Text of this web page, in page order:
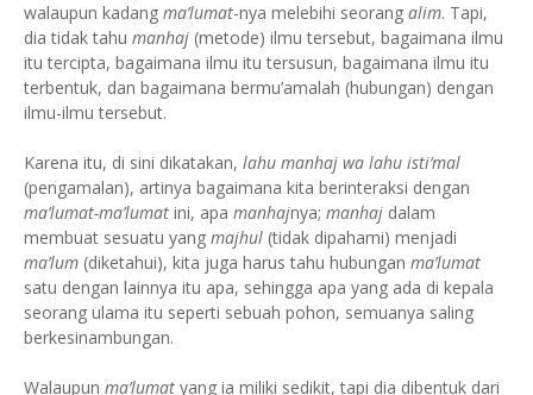
walaupun kadang ma’lumat-nya melebihi seorang alim. Tapi,
dia tidak tahu manhaj (metode) ilmu tersebut, bagaimana ilmu
itu tercipta, bagaimana ilmu itu tersusun, bagaimana ilmu itu
terbentuk, dan bagaimana bermu’amalah (hubungan) dengan
ilmu-ilmu tersebut.
Karena itu, di sini dikatakan, lahu manhaj wa lahu isti’mal
(pengamalan), artinya bagaimana kita berinteraksi dengan
ma’lumat-ma’lumat ini, apa manhajnya; manhaj dalam
membuat sesuatu yang majhul (tidak dipahami) menjadi
ma’lum (diketahui), kita juga harus tahu hubungan ma’lumat
satu dengan lainnya itu apa, sehingga apa yang ada di kepala
seorang ulama itu seperti sebuah pohon, semuanya saling
berkesinambungan.
Walaupun ma’lumat yang ia miliki sedikit, tapi dia dibentuk dari